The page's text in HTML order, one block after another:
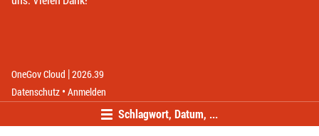
Schlagwort, Datum, ...
OneGov Cloud (External Link)
|2026.39
Datenschutz (External Link)
Anmelden